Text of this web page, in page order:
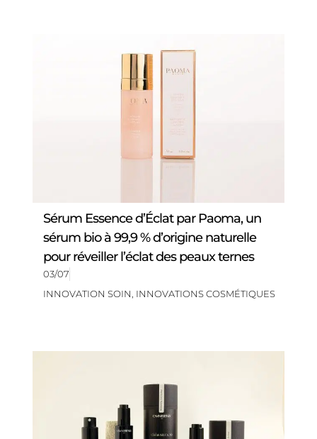
Sérum Essence d’Éclat par Paoma, un
sérum bio à 99,9 % d’origine naturelle
pour réveiller l’éclat des peaux ternes
03/07
INNOVATION SOIN, INNOVATIONS COSMÉTIQUES